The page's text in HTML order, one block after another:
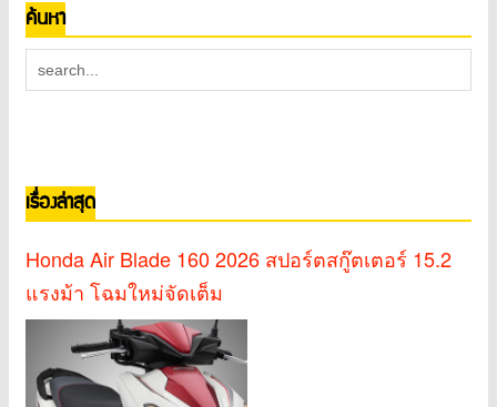
ค้นหา
เรื่องล่าสุด
Honda Air Blade 160 2026 สปอร์ตสกู๊ตเตอร์ 15.2
แรงม้า โฉมใหม่จัดเต็ม